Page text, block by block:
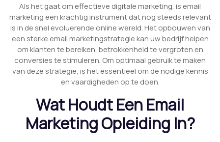
Als het gaat om effectieve digitale marketing, is email
marketing een krachtig instrument dat nog steeds relevant
is in de snel evoluerende online wereld. Het opbouwen van
een sterke email marketingstrategie kan uw bedrijf helpen
om klanten te bereiken, betrokkenheid te vergroten en
conversies te stimuleren. Om optimaal gebruik te maken
van deze strategie, is het essentieel om de nodige kennis
en vaardigheden op te doen.
Wat Houdt Een Email
Marketing Opleiding In?